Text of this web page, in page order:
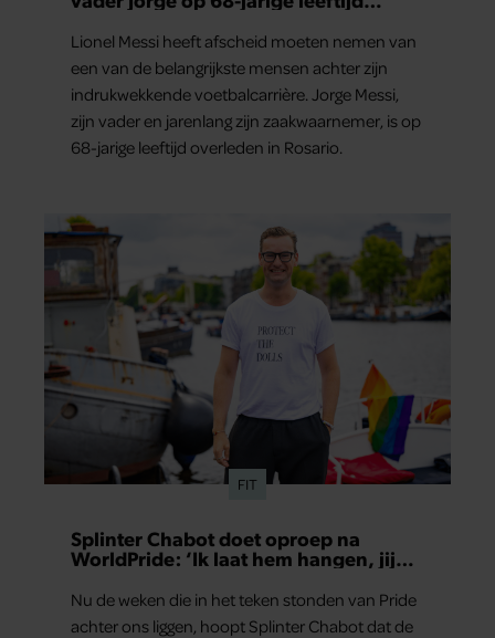
Lionel Messi heeft afscheid moeten nemen van
een van de belangrijkste mensen achter zijn
indrukwekkende voetbalcarrière. Jorge Messi,
zijn vader en jarenlang zijn zaakwaarnemer, is op
68-jarige leeftijd overleden in Rosario.
FIT
Splinter Chabot doet oproep na
WorldPride: ‘Ik laat hem hangen, jij
Nu de weken die in het teken stonden van Pride
achter ons liggen, hoopt Splinter Chabot dat de